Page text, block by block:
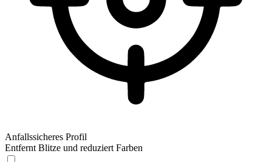
Anfallssicheres Profil
Entfernt Blitze und reduziert Farben